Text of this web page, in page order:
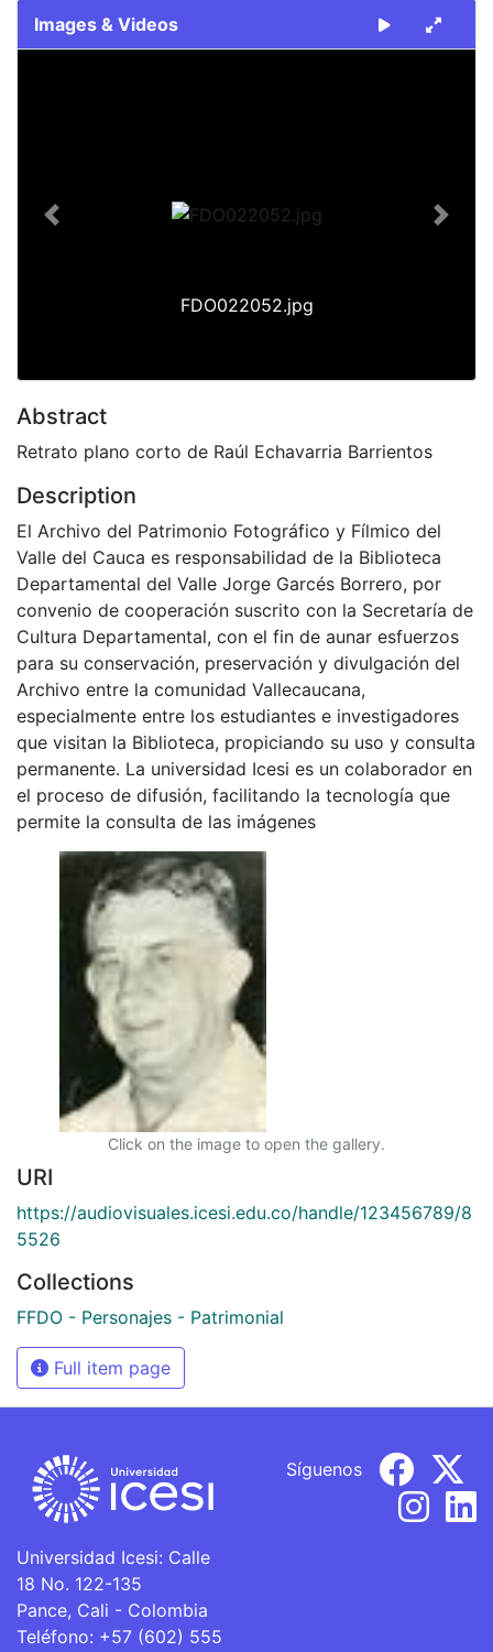
Images & Videos
FDO022052.jpg
Previous Next
Abstract
Retrato plano corto de Raúl Echavarria Barrientos
Description
El Archivo del Patrimonio Fotográfico y Fílmico del
Valle del Cauca es responsabilidad de la Biblioteca
Departamental del Valle Jorge Garcés Borrero, por
convenio de cooperación suscrito con la Secretaría de
Cultura Departamental, con el fin de aunar esfuerzos
para su conservación, preservación y divulgación del
Archivo entre la comunidad Vallecaucana,
especialmente entre los estudiantes e investigadores
que visitan la Biblioteca, propiciando su uso y consulta
permanente. La universidad Icesi es un colaborador en
el proceso de difusión, facilitando la tecnología que
permite la consulta de las imágenes
Click on the image to open the gallery.
URI
https://audiovisuales.icesi.edu.co/handle/123456789/8
5526
Collections
FFDO - Personajes - Patrimonial
Full item page
Universidad Icesi: Calle
18 No. 122-135
Pance, Cali - Colombia
Teléfono: +57 (602) 555
Síguenos